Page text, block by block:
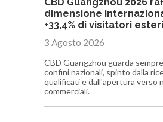
dimensione
+33,4% di visitatori esteri
3 Agosto 2026
CBD Guangzhou guarda
confini nazionali, spinto dalla
qualificati e dall'apertura verso
commerciali.